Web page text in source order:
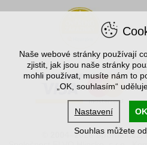
© 2004–2026
Naše webové stránky používají
zjistit, jak jsou naše stránky
mohli používat, musíte nám to
„OK, souhlasím“
Nastavení
Souhlas můžete